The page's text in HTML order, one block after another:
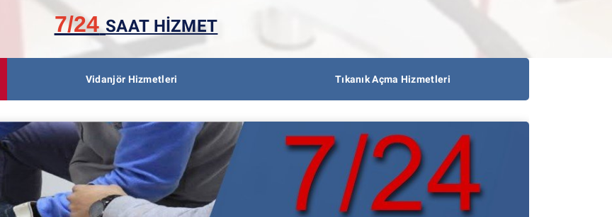
7/24 SAAT HİZMET
Vidanjör Hizmetleri Tıkanık Açma Hizmetleri